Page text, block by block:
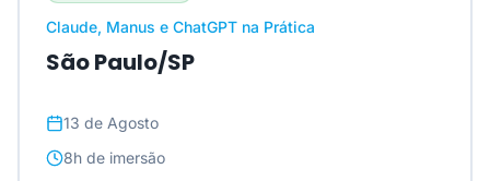
Claude, Manus e ChatGPT na Prática
São Paulo/SP
13 de Agosto
8h de imersão